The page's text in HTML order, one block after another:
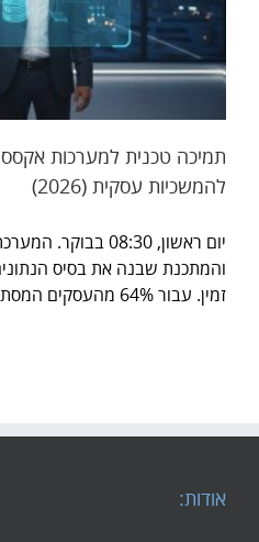
תמיכה טכנית למערכות
להמשכיות עסקית (2026)
יום ראשון, 08:30
והמתכנת שבנה את בסיס
זמין. עבור 64% מהעסקים המסתמכים על מסדי...
אודות: